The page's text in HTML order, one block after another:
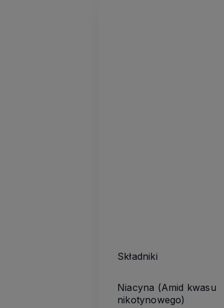
Składniki
Niacyna (Amid kwasu
nikotynowego)